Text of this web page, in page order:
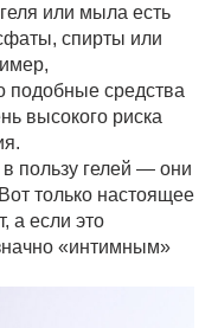
или мыла есть
спирты или
подобные средства
высокого риска
пользу гелей — они
только настоящее
а если это
«интимным»